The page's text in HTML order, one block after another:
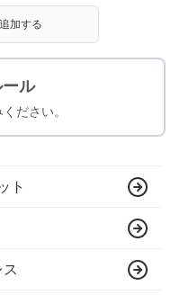
加する
ル
ださい。
ト